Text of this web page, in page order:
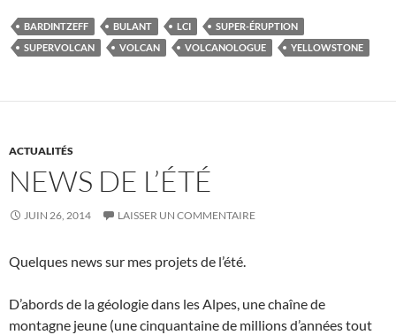
BARDINTZEFF BULANT LCI
SUPER-ÉRUPTION
SUPERVOLCAN
VOLCAN VOLCANOLOGUE YELLOWSTONE
ACTUALITÉS
NEWS DE L’ÉTÉ
JUIN 26, 2014 LAISSER UN COMMENTAIRE
Quelques news sur mes projets de l’été.
D’abords de la géologie dans les Alpes, une chaîne de
montagne jeune (une cinquantaine de millions d’années tout